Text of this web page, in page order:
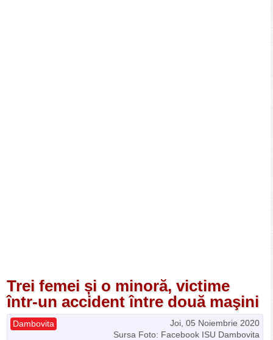
Trei femei și o minoră, victime
într-un accident între două maşini
Joi, 05 Noiembrie 2020
Dambovita
Sursa Foto: Facebook ISU Dambovita